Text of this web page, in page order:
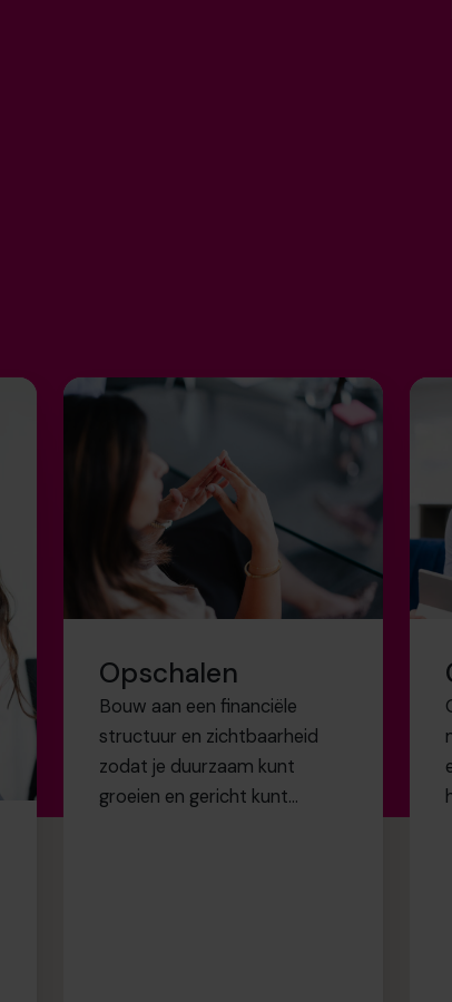
Opschalen
Bouw aan een financiële
structuur en zichtbaarheid
zodat je duurzaam kunt
groeien en gericht kunt